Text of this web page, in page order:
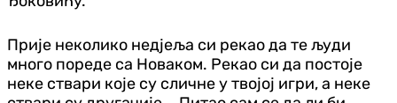
Прије неколико недјеља си рекао да те људи
много пореде са Новаком. Рекао си да постоје
неке ствари које су сличне у твојој игри, а неке